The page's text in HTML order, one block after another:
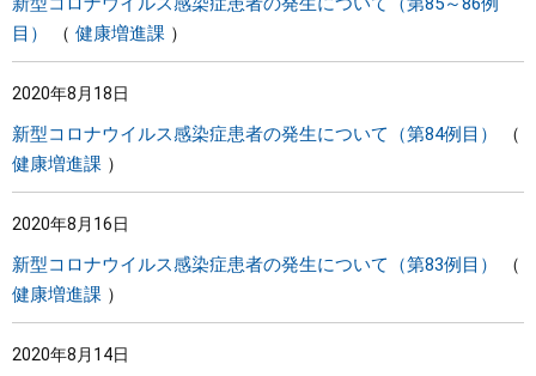
目）
健康増進課
2020年8月18日
新型コロナウイルス感染症患者の発生について（第84例目）
健康増進課
2020年8月16日
新型コロナウイルス感染症患者の発生について（第83例目）
健康増進課
2020年8月14日